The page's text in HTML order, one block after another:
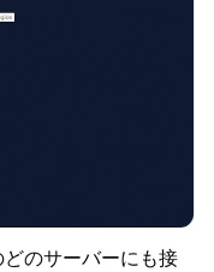
のサーバーにも接